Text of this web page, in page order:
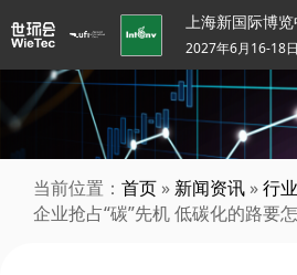
上海新国际博
2027年6月16-18日
当前位置： 首页 » 新闻资讯 »行
企业抢占“碳”先机 低碳化的路要